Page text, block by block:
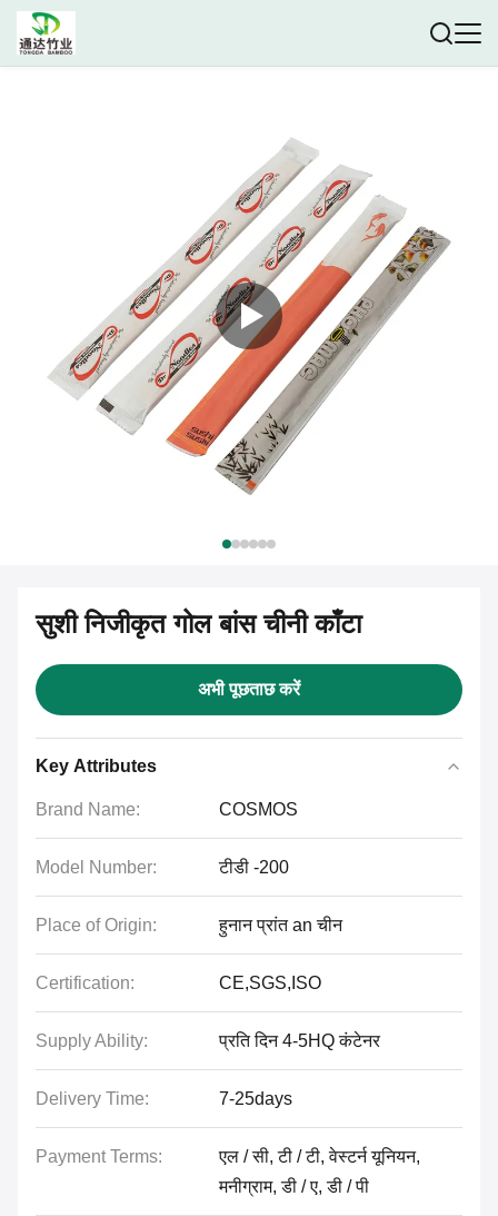
सुशी निजीकृत गोल बांस चीनी काँटा
अभी पूछताछ करें
Key Attributes
Brand Name: COSMOS
Model Number: टीडी -200
Place of Origin: हुनान प्रांत an चीन
Certification: CE,SGS,ISO
Supply Ability: प्रति दिन 4-5HQ कंटेनर
Delivery Time: 7-25days
Payment Terms:
एल / सी, टी / टी, वेस्टर्न यूनियन,
मनीग्राम, डी / ए, डी / पी